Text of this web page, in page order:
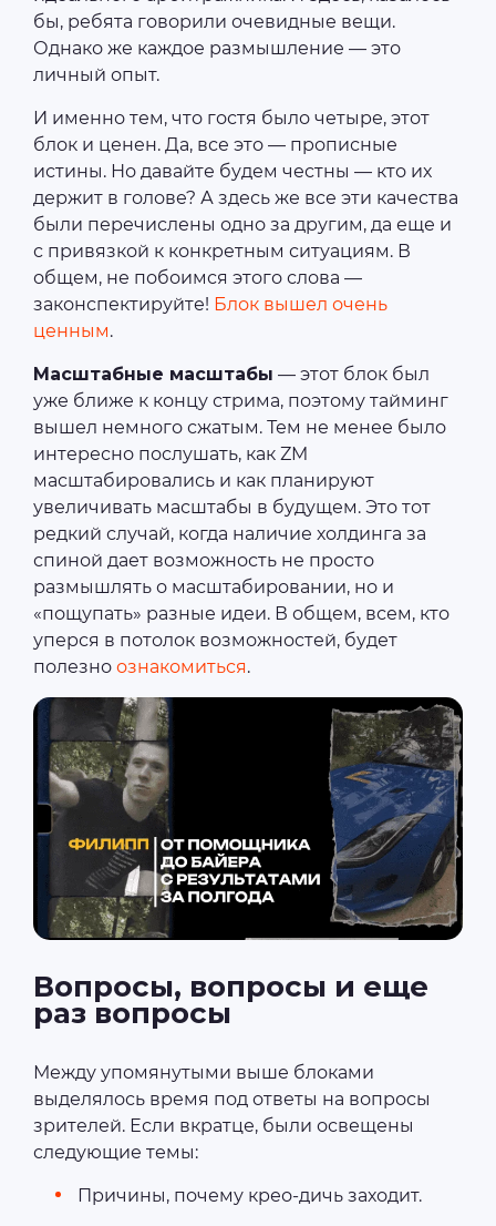
бы, ребята говорили очевидные вещи.
Однако же каждое размышление — это
личный опыт.
И именно тем, что гостя было четыре, этот
блок и ценен. Да, все это — прописные
истины. Но давайте будем честны — кто их
держит в голове? А здесь же все эти качества
были перечислены одно за другим, да еще и
с привязкой к конкретным ситуациям. В
общем, не побоимся этого слова —
законспектируйте! Блок вышел очень
ценным.
Масштабные масштабы — этот блок был
уже ближе к концу стрима, поэтому тайминг
вышел немного сжатым. Тем не менее было
интересно послушать, как ZM
масштабировались и как планируют
увеличивать масштабы в будущем. Это тот
редкий случай, когда наличие холдинга за
спиной дает возможность не просто
размышлять о масштабировании, но и
«пощупать» разные идеи. В общем, всем, кто
уперся в потолок возможностей, будет
полезно ознакомиться.
Вопросы, вопросы и еще
раз вопросы
Между упомянутыми выше блоками
выделялось время под ответы на вопросы
зрителей. Если вкратце, были освещены
следующие темы:
Причины, почему крео-дичь заходит.